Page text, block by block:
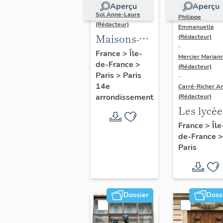
Aperçu
| Réalisé par
Sol Anne-Laure
(Rédacteur)
Maisons-
immeubles
France > Île-
de-France >
Paris> Paris
14e
arrondissement
Aperçu
| Réalisé par
Philippe
Emmanuelle
(Rédacteur)
-
Mercier
(Rédacteur)
-
Carré-Richer
(Rédacteur)
Les
Jean-
Dondel
Roger
Dhuit
France >
de-France >
Paris
Dossier